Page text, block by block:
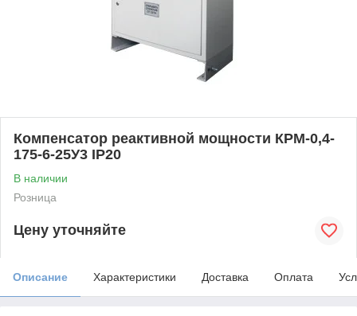
Компенсатор реактивной мощности КРМ-0,4-
175-6-25У3 IP20
В наличии
Розница
Цену уточняйте
Описание Характеристики Доставка Оплата